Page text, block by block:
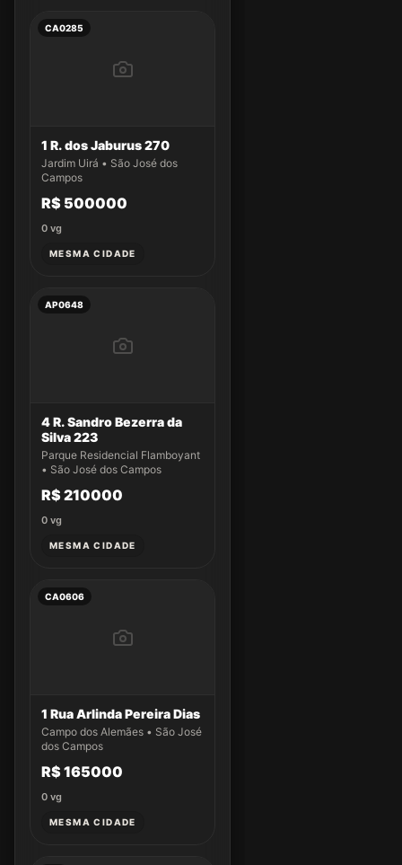
CA0285
1 R. dos Jaburus 270
Jardim Uirá • São José dos
Campos
R$ 500000
0 vg
MESMA CIDADE
AP0648
4 R. Sandro Bezerra da
Silva 223
Parque Residencial Flamboyant
• São José dos Campos
R$ 210000
0 vg
MESMA CIDADE
CA0606
1 Rua Arlinda Pereira Dias
Campo dos Alemães • São José
dos Campos
R$ 165000
0 vg
MESMA CIDADE